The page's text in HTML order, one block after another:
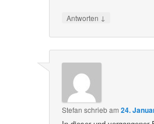
Antworten ↓
Stefan schriebam24.